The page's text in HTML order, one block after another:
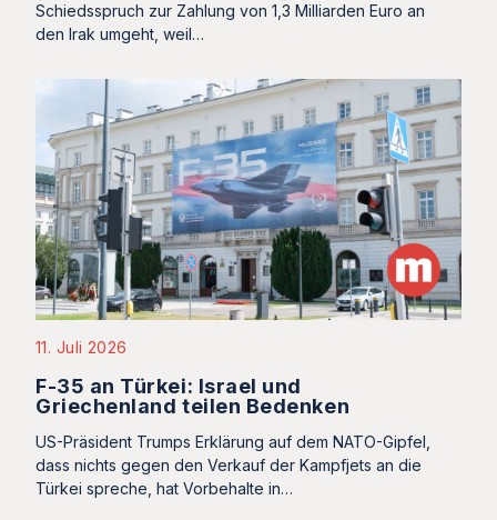
Schiedsspruch zur Zahlung von 1,3 Milliarden Euro an
den Irak umgeht, weil…
11. Juli 2026
F-35 an Türkei: Israel und
Griechenland teilen Bedenken
US-Präsident Trumps Erklärung auf dem NATO-Gipfel,
dass nichts gegen den Verkauf der Kampfjets an die
Türkei spreche, hat Vorbehalte in…